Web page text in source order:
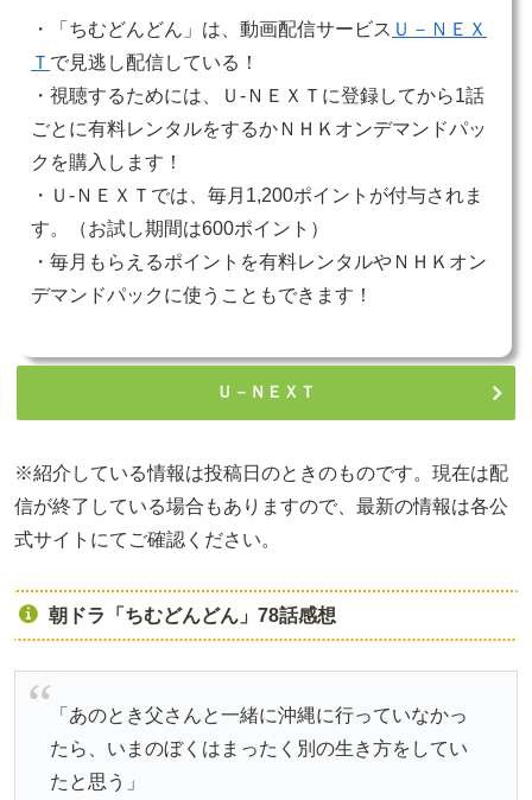
・「ちむどんどん」は、動画配信サービス Ｕ－ＮＥＸ
Ｔ で見逃し配信している！
・視聴するためには、Ｕ-ＮＥＸＴに登録してから1話
ごとに有料レンタルをするかＮＨＫオンデマンドパッ
クを購入します！
・Ｕ-ＮＥＸＴでは、毎月1,200ポイントが付与されま
す。（お試し期間は600ポイント）
・毎月もらえるポイントを有料レンタルやＮＨＫオン
デマンドパックに使うこともできます！
Ｕ－ＮＥＸＴ
※紹介している情報は投稿日のときのものです。現在は配
信が終了している場合もありますので、最新の情報は各公
式サイトにてご確認ください。
朝ドラ「ちむどんどん」78話感想
「あのとき父さんと一緒に沖縄に行っていなかっ
たら、いまのぼくはまったく別の生き方をしてい
たと思う」